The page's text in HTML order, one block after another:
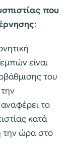
που
:
είναι
του
το
κατά
την ώρα στο